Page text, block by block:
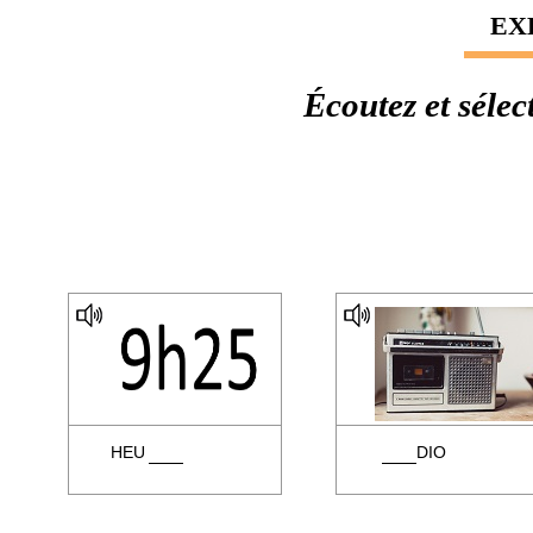
Écoutez et
HEU DIO